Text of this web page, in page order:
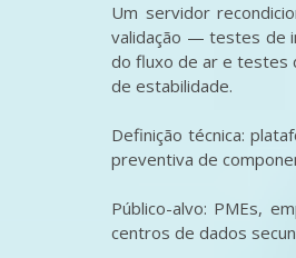
Um servidor
validação — testes de
do fluxo de ar e testes
de estabilidade.
Definição técnica:
preventiva de
Público-alvo: PMEs,
centros de dados